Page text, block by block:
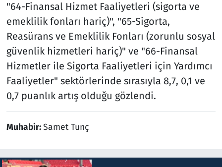
"64-Finansal Hizmet Faaliyetleri (sigorta ve
emeklilik fonları hariç)", "65-Sigorta,
Reasürans ve Emeklilik Fonları (zorunlu sosyal
güvenlik hizmetleri hariç)" ve "66-Finansal
Hizmetler ile Sigorta Faaliyetleri için Yardımcı
Faaliyetler" sektörlerinde sırasıyla 8,7, 0,1 ve
0,7 puanlık artış olduğu gözlendi.
Muhabir:Samet Tunç